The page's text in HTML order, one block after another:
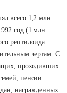
всего 1,2 млн
год (1 млн
рептилоида
чертам. С
проходивших
пенсии
награжденных